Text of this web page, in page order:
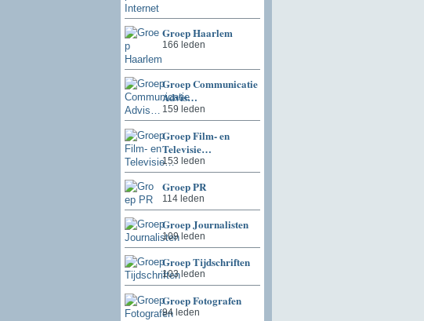
Groep Haarlem
166 leden
Groep Communicatie
Advis…
159 leden
Groep Film- en
Televisie…
153 leden
Groep PR
114 leden
Groep Journalisten
109 leden
Groep Tijdschriften
103 leden
Groep Fotografen
94 leden